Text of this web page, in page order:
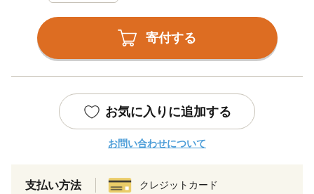
寄付する
お気に入りに追加する
お問い合わせについて
支払い方法 クレジットカード